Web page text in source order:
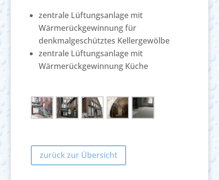
zentrale Lüftungsanlage mit
Wärmerückgewinnung für
denkmalgeschütztes Kellergewölbe
zentrale Lüftungsanlage mit
Wärmerückgewinnung Küche
zurück zur Übersicht